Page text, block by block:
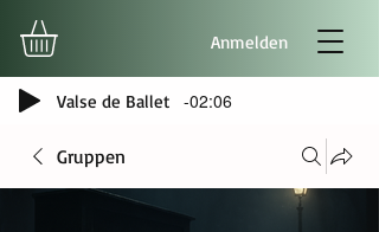
Anmelden
Valse de Ballet -02:06
Gruppen